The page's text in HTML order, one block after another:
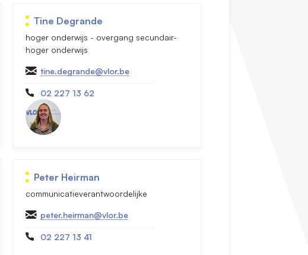
Tine Degrande
hoger onderwijs - overgang secundair-
hoger onderwijs
tine.degrande@vlor.be
02 227 13 62
Peter Heirman
communicatieverantwoordelijke
peter.heirman@vlor.be
02 227 13 41